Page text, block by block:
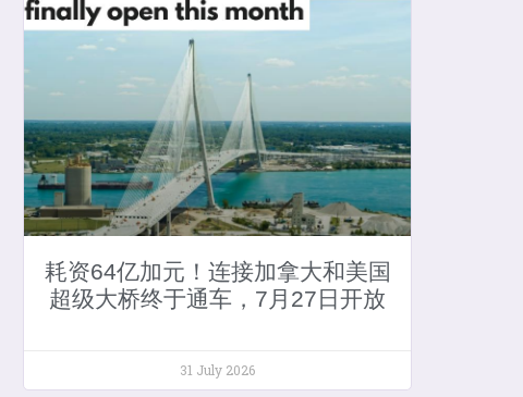
耗资64亿加元！连接加拿大和美国
超级大桥终于通车，7月27日开放
31 July 2026